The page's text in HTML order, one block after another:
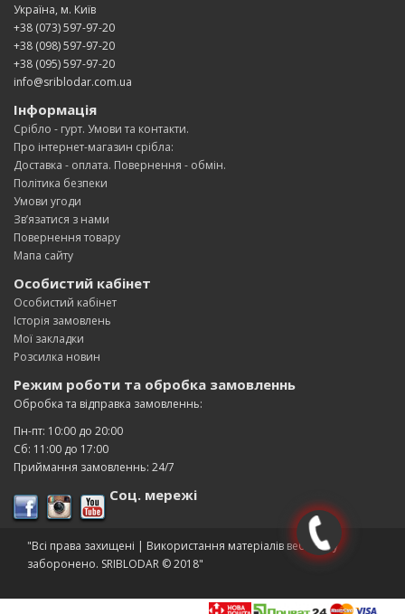
Україна, м. Київ
+38 (073) 597-97-20
+38 (098) 597-97-20
+38 (095) 597-97-20
info@sriblodar.com.ua
Інформація
Срібло - гурт. Умови та контакти.
Про інтернет-магазин срібла:
Доставка - оплата. Повернення - обмін.
Політика безпеки
Умови угоди
Зв’язатися з нами
Повернення товару
Мапа сайту
Особистий кабінет
Особистий кабінет
Історія замовлень
Мої закладки
Розсилка новин
Режим роботи та обробка замовленнь
Обробка та відправка замовленнь:
Пн-пт: 10:00 до 20:00
Сб: 11:00 до 17:00
Приймання замовленнь: 24/7
Соц. мережі
"Всі права захищені | Використання матеріалів веб-сайту
заборонено. SRIBLODAR © 2018"